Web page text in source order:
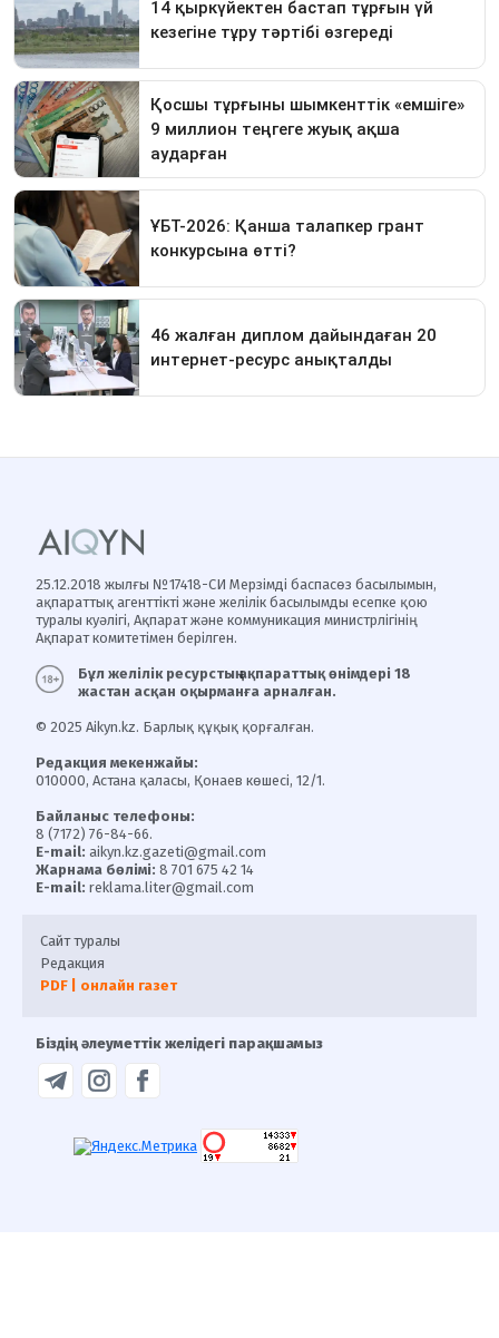
25.12.2018 жылғы №17418-СИ Мерзімді баспасөз басылымын,
ақпараттық агенттікті және желілік басылымды есепке қою
туралы куәлігі, Ақпарат және коммуникация министрлігінің
Ақпарат комитетімен берілген.
Бұл желілік ресурстың ақпараттық өнімдері 18
жастан асқан оқырманға арналған.
© 2025 Aikyn.kz. Барлық құқық қорғалған.
Редакция мекенжайы:
010000, Астана қаласы, Қонаев көшесі, 12/1.
Байланыс телефоны:
8 (7172) 76-84-66.
E-mail: aikyn.kz.gazeti@gmail.com
Жарнама бөлімі: 8 701 675 42 14
E-mail: reklama.liter@gmail.com
Сайт туралы
Редакция
PDF | онлайн газет
Біздің әлеуметтік желідегі парақшамыз